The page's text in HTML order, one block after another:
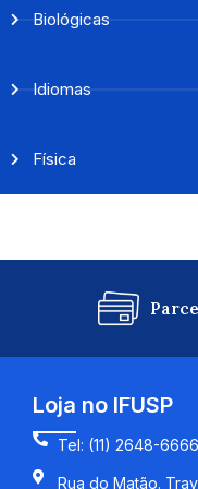
Biológicas
Idiomas
Física
Loja no IFUSP
Tel: (11) 2648-6666
Rua do Matão.